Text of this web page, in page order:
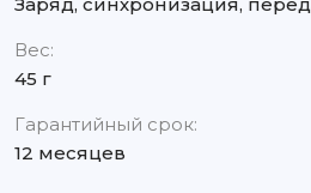
Вес:
45 г
Гарантийный срок:
12 месяцев